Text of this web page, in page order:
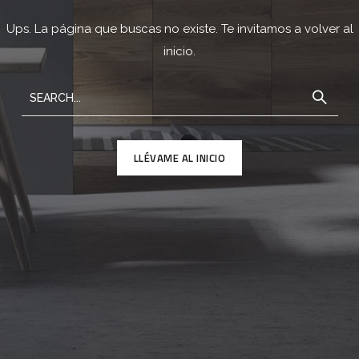
Ups. La página que buscas no existe. Te invitamos a volver al
inicio.
LLÉVAME AL INICIO